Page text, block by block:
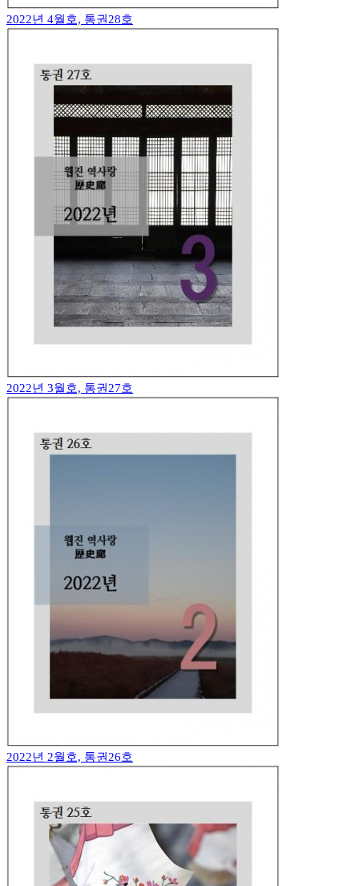
2022년 4월호, 통권28호
2022년 3월호, 통권27호
2022년 2월호, 통권26호